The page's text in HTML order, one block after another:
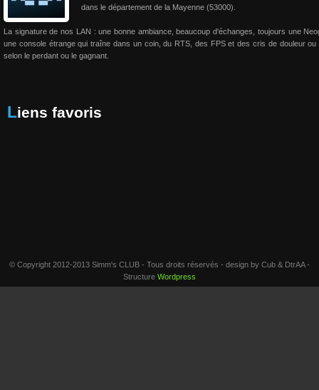
dans le département de la Mayenne (53000).
La signature de nos LAN : une bonne ambiance, beaucoup d'échanges, toujours une
une console étrange qui traîne dans un coin, du RTS, des FPS et des cris de douleur ou
selon le perdant ou le gagnant.
Liens favoris
© Copyright 2012-2013 Simm's CLUB - Tous droits réservés - design by Cub & DtrAA -
Structure Wordpress